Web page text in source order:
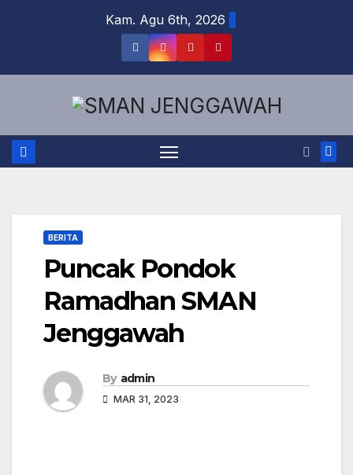
Kam. Agu 6th, 2026
BERITA
Puncak Pondok
Ramadhan SMAN
Jenggawah
By admin
MAR 31, 2023